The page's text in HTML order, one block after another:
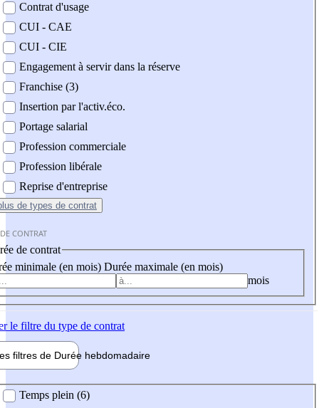
Contrat d'usage
CUI - CAE
CUI - CIE
Engagement à servir dans la réserve
Franchise (3)
Insertion par l'activ.éco.
Portage salarial
Profession commerciale
Profession libérale
Reprise d'entreprise
de types de contrat
CONTRAT
de contrat
minimale (en mois) Durée maximale (en mois)
mois
le filtre du type de contrat
filtres de Durée hebdomadaire
Temps plein (6)